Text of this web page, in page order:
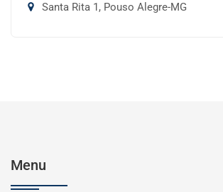
Santa Rita 1, Pouso Alegre-MG
Menu